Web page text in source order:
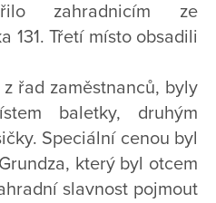
zahradnicím ze
131. Třetí místo obsadili
řad zaměstnanců, byly
baletky, druhým
Speciální cenou byl
který byl otcem
slavnost pojmout